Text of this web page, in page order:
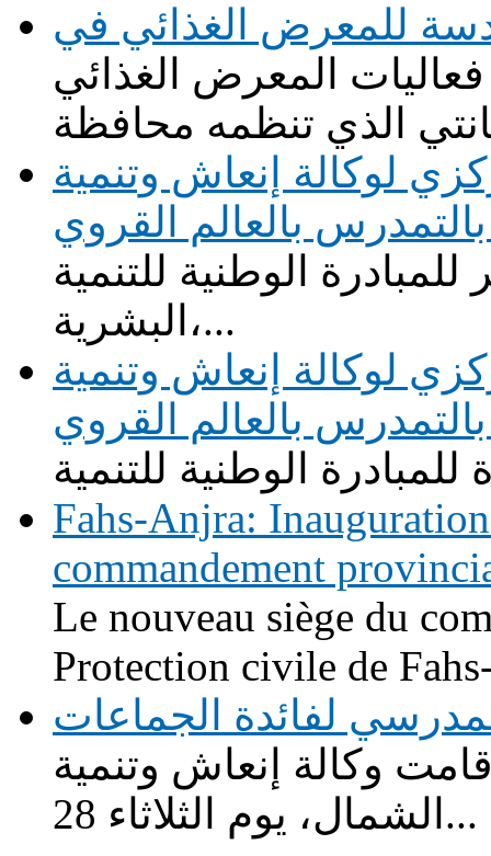
للمعرض الغذائي في
المعرض الغذائي
لوكالة إنعاش وتنمية
بالعالم القروي
الوطنية للتنمية
البشرية،...
لوكالة إنعاش وتنمية
بالعالم القروي
Fahs-Anjra:
commandement
Le nouveau siège du
Protection civile de
للنقل المدرسي لفائدة الجماعات
وكالة إنعاش وتنمية
الشمال، يوم الثلاثاء 28...